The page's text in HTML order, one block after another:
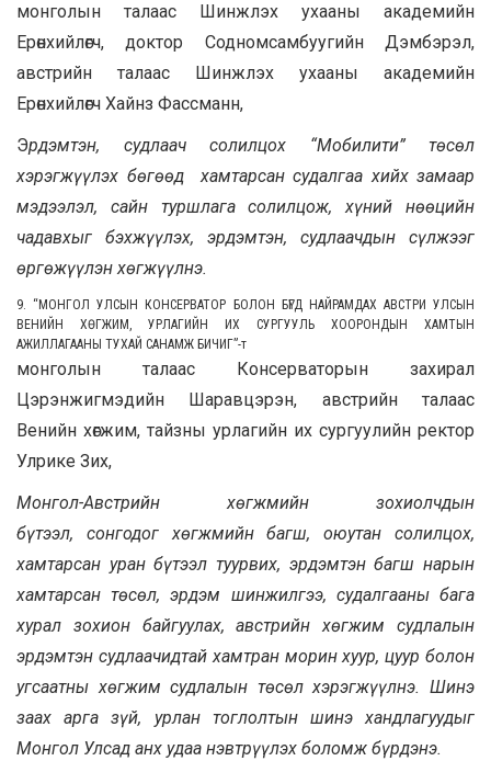
монголын талаас Шинжлэх ухааны академийн
Ерөнхийлөгч, доктор Содномсамбуугийн Дэмбэрэл,
австрийн талаас Шинжлэх ухааны академийн
Ерөнхийлөгч Хайнз Фассманн,
Эрдэмтэн, судлаач солилцох “Мобилити” төсөл
хэрэгжүүлэх бөгөөд хамтарсан судалгаа хийх замаар
мэдээлэл, сайн туршлага солилцож, хүний нөөцийн
чадавхыг бэхжүүлэх, эрдэмтэн, судлаачдын сүлжээг
өргөжүүлэн хөгжүүлнэ.
9. “МОНГОЛ УЛСЫН КОНСЕРВАТОР БОЛОН БҮГД НАЙРАМДАХ АВСТРИ УЛСЫН
ВЕНИЙН ХӨГЖИМ, УРЛАГИЙН ИХ СУРГУУЛЬ ХООРОНДЫН ХАМТЫН
АЖИЛЛАГААНЫ ТУХАЙ САНАМЖ БИЧИГ”-т
монголын талаас Консерваторын захирал
Цэрэнжигмэдийн Шаравцэрэн, австрийн талаас
Венийн хөгжим, тайзны урлагийн их сургуулийн ректор
Улрике Зих,
Монгол-Австрийн хөгжмийн зохиолчдын
бүтээл, сонгодог хөгжмийн багш, оюутан солилцох,
хамтарсан уран бүтээл туурвих, эрдэмтэн багш нарын
хамтарсан төсөл, эрдэм шинжилгээ, судалгааны бага
хурал зохион байгуулах, австрийн хөгжим судлалын
эрдэмтэн судлаачидтай хамтран морин хуур, цуур болон
угсаатны хөгжим судлалын төсөл хэрэгжүүлнэ. Шинэ
заах арга зүй, урлан тоглолтын шинэ хандлагуудыг
Монгол Улсад анх удаа нэвтрүүлэх боломж бүрдэнэ.